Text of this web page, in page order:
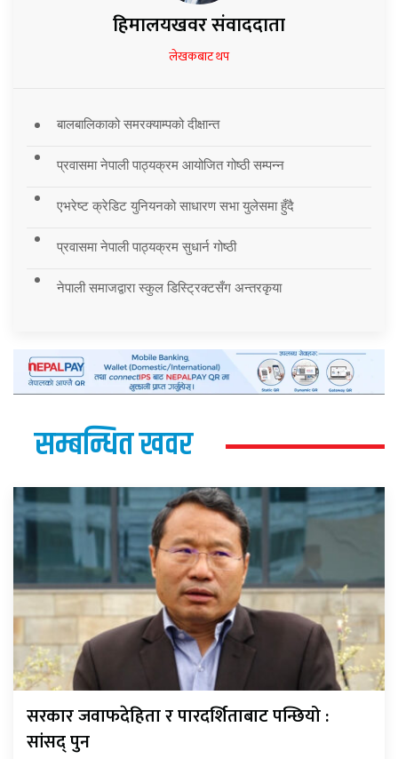
हिमालयखवर संवाददाता
लेखकबाट थप
बालबालिकाको समरक्याम्पको दीक्षान्त
प्रवासमा नेपाली पाठ्यक्रम आयोजित गोष्ठी सम्पन्न
एभरेष्ट क्रेडिट युनियनको साधारण सभा युलेसमा हुँदै
प्रवासमा नेपाली पाठ्यक्रम सुधार्न गोष्ठी
नेपाली समाजद्वारा स्कुल डिस्ट्रिक्टसँग अन्तरकृया
सम्बन्धित खवर
सरकार जवाफदेहिता र पारदर्शिताबाट पन्छियो :
सांसद् पुन